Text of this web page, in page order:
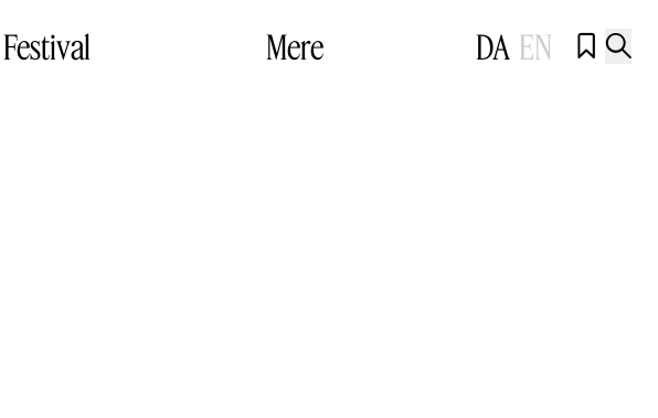
Festival Mere DA EN  